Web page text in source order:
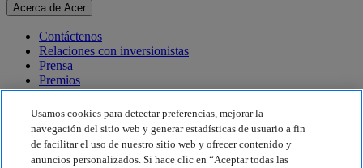
Acerca de Acer
Contáctenos
Relaciones con inversionistas
Prensa
Premios
Eventos
Sostenibilidad
Sostenibilidad
Usamos cookies para detectar preferencias, mejorar la
navegación del sitio web y generar estadísticas de usuario a fin
de facilitar el uso de nuestro sitio web y ofrecer contenido y
anuncios personalizados. Si hace clic en “Aceptar todas las